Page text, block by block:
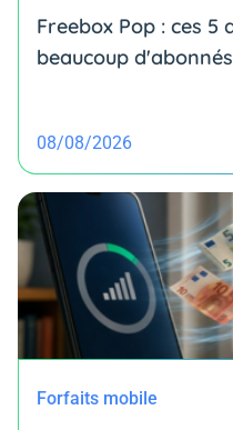
Freebox Pop : ces
beaucoup
08/08/2026
Forfaits mobile